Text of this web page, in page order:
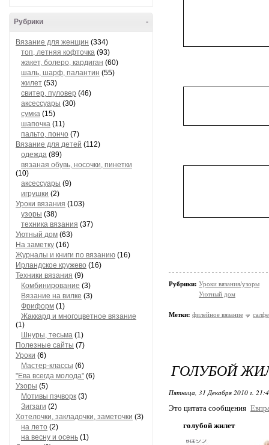
-
Рубрики
Вязание для женщин (334)
топ, летняя кофточка (93)
жакет, болеро, кардиган (60)
шаль, шарф, палантин (55)
жилет (53)
свитер, пуловер (46)
аксессуары (30)
сумка (15)
шапочка (11)
пальто, пончо (7)
Вязание для детей (112)
одежда (89)
вязаная обувь, носочки, пинетки
(10)
аксессуары (9)
игрушки (2)
Уроки вязания (103)
узоры (38)
техника вязания (37)
Уютный дом (63)
На заметку (16)
Журналы и книги по вязанию (16)
Ирландское кружево (16)
Техники вязания (9)
Комбинирование (3)
Вязание на вилке (3)
Фриформ (1)
Жаккард и многоцветное вязание
(1)
Шнуры, тесьма (1)
Полезные сайты (7)
Уроки (6)
Мастер-классы (6)
"Ева всегда молода" (6)
Узоры (5)
Мотивы пэчворк (3)
Зигзаги (2)
Хотелочки, закладочки, заметочки (3)
на лето (2)
на весну и осень (1)
Рубрики: Уроки вязания/узоры
Уютный дом
Метки: филейное вязание
ГОЛУБОЙ
Пятница, 31 Декабря 2010 г.
Это цитата сообщения
голубой жилет